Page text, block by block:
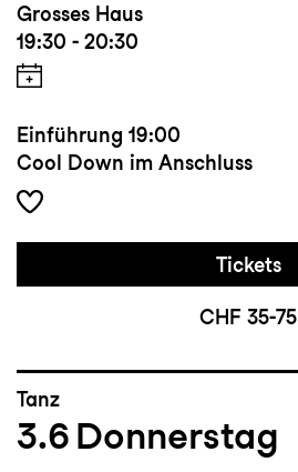
Grosses Haus
19:30 - 20:30
Einführung 19:00
Cool Down im Anschluss
Tickets
CHF 35-75
Tanz
3.6 Donnerstag